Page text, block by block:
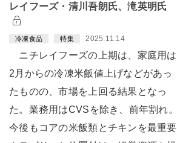
レイフーズ・清川吾朗氏、滝英明氏
冷凍食品 特集 2025.11.14
ニチレイフーズの上期は、家庭用は
2月からの冷凍米飯値上げなどがあっ
たものの、市場を上回る結果となっ
た。業務用はCVSを除き、前年割れ。
今後もコアの米飯類とチキンを最重要